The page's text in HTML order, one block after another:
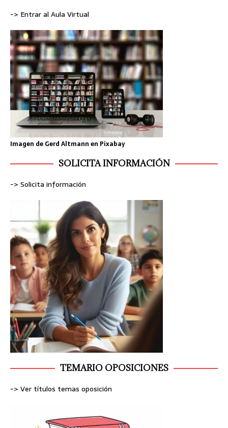
-> Entrar al Aula Virtual
Imagen de Gerd Altmann en Pixabay
SOLICITA INFORMACIÓN
-> Solicita información
TEMARIO OPOSICIONES
-> Ver títulos temas oposición